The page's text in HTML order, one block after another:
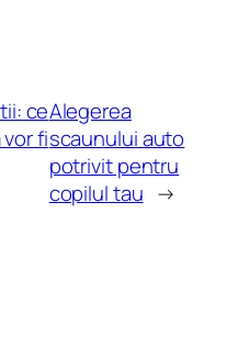
ce
fi
Alegerea
scaunului auto
potrivit pentru
copilul tau →